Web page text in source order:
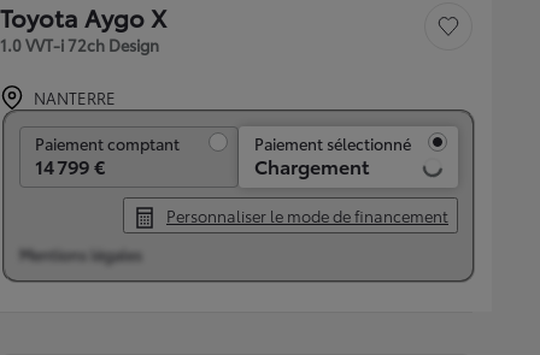
Toyota Aygo X
1.0 VVT-i 72ch Design
Sauvegarder le
NANTERRE
Paiement comptant
14 799 €
Paiement sélectionné
Chargement
Personnaliser le mode de financement
Mentions légales